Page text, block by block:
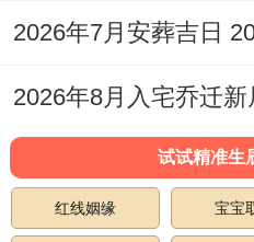
至于紫白飞星布局，
建议查阅当年具体飞
凶。力求将灶台设于
年得一白贪狼星（桃
（偏财机遇）或八白
2026年7月安葬吉日
试试精准生
红线姻缘 宝宝